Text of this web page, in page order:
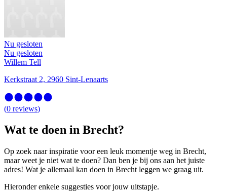
Nu gesloten
Nu gesloten
Willem Tell
Kerkstraat 2, 2960 Sint-Lenaarts
(0 reviews)
Wat te doen in Brecht?
Op zoek naar inspiratie voor een leuk momentje weg in Brecht,
maar weet je niet wat te doen? Dan ben je bij ons aan het juiste
adres! Wat je allemaal kan doen in Brecht leggen we graag uit.
Hieronder enkele suggesties voor jouw uitstapje.